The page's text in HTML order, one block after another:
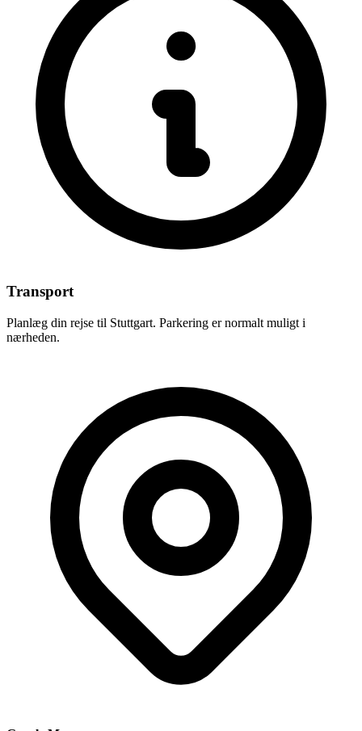
Transport
Planlæg din rejse til Stuttgart. Parkering er normalt muligt i
nærheden.